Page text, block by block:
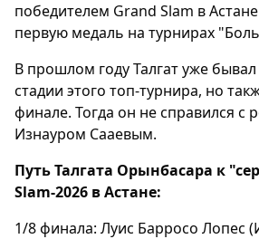
победителем Grand Slam в
первую медаль на турнирах
В прошлом году Талгат уже
стадии этого топ-турнира, но
финале. Тогда он не справился с
Изнауром Сааевым.
Путь Талгата Орынбасара к
Slam-2026 в Астане:
1/8 финала: Луис Барросо Лопес